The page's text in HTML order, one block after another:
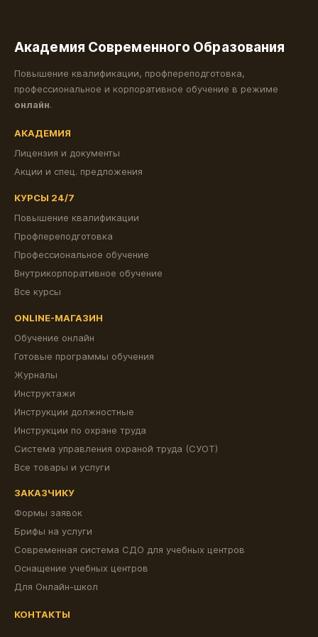
Академия Современного Образования
Повышение квалификации, профпереподготовка,
профессиональное и корпоративное обучение в режиме
онлайн.
АКАДЕМИЯ
Лицензия и документы
Акции и спец. предложения
КУРСЫ 24/7
Повышение квалификации
Профпереподготовка
Профессиональное обучение
Внутрикорпоративное обучение
Все курсы
ONLINE-МАГАЗИН
Обучение онлайн
Готовые программы обучения
Журналы
Инструктажи
Инструкции должностные
Инструкции по охране труда
Система управления охраной труда (СУОТ)
Все товары и услуги
ЗАКАЗЧИКУ
Формы заявок
Брифы на услуги
Современная система СДО для учебных центров
Оснащение учебных центров
Для Онлайн-школ
КОНТАКТЫ